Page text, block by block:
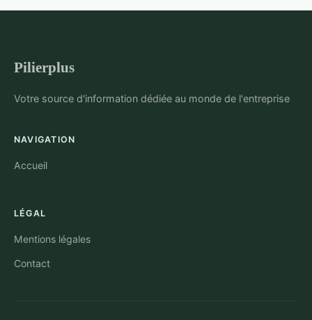
Pilierplus
Votre source d'information dédiée au monde de l'entreprise
NAVIGATION
Accueil
LÉGAL
Mentions légales
Contact